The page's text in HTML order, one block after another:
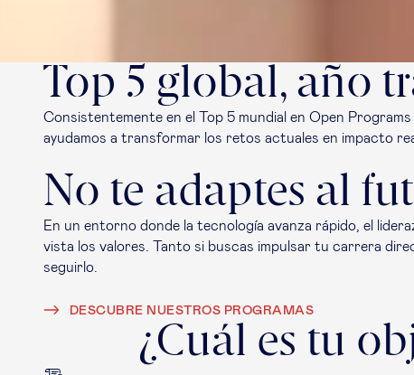
Top 5 global, año
Consistentemente en el Top 5 mundial en Open
ayudamos a transformar los retos actuales en impacto
No te adaptes al
En un entorno donde la tecnología avanza rápido, el
vista los valores. Tanto si buscas impulsar tu carrera
seguirlo.
DESCUBRE NUESTROS PROGRAMAS
¿Cuál es tu